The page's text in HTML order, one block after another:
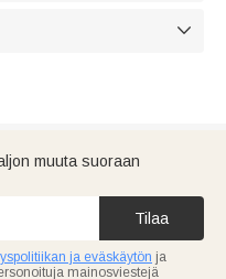

muuta suoraan
Tilaa
ja eväskäytön ja
mainosviestejä